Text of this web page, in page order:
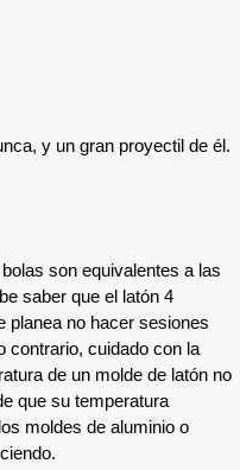
y un gran proyectil de él.
son equivalentes a las
saber que el latón 4
planea no hacer sesiones
contrario, cuidado con la
de un molde de latón no
que su temperatura
moldes de aluminio o